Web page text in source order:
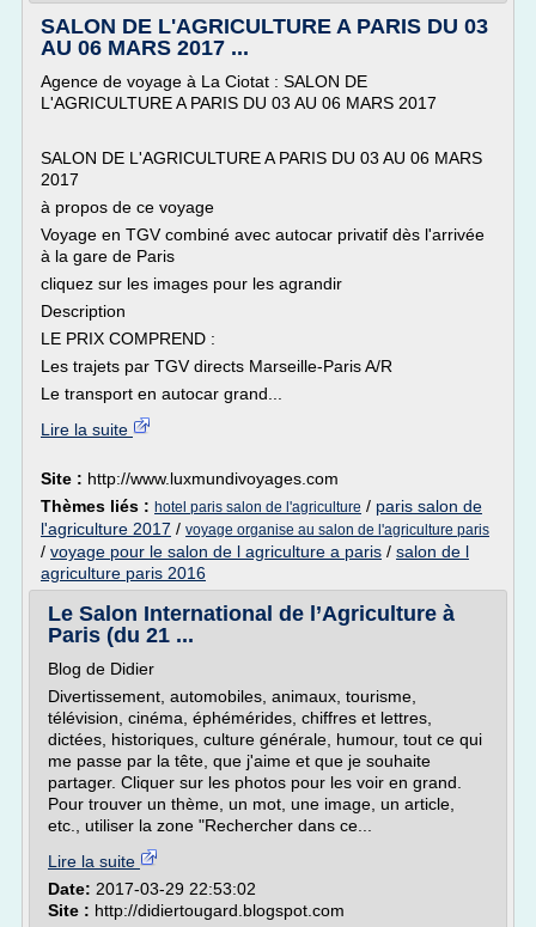
SALON DE L'AGRICULTURE A PARIS DU 03
AU 06 MARS 2017 ...
Agence de voyage à La Ciotat : SALON DE
L'AGRICULTURE A PARIS DU 03 AU 06 MARS 2017
SALON DE L'AGRICULTURE A PARIS DU 03 AU 06 MARS
2017
à propos de ce voyage
Voyage en TGV combiné avec autocar privatif dès l'arrivée
à la gare de Paris
cliquez sur les images pour les agrandir
Description
LE PRIX COMPREND :
Les trajets par TGV directs Marseille-Paris A/R
Le transport en autocar grand...
Lire la suite
Site : http://www.luxmundivoyages.com
Thèmes liés : hotel paris salon de l'agriculture / paris salon de
l'agriculture 2017 / voyage organise au salon de l'agriculture paris
/ voyage pour le salon de l agriculture a paris / salon de l
agriculture paris 2016
Le Salon International de l’Agriculture à
Paris (du 21 ...
Blog de Didier
Divertissement, automobiles, animaux, tourisme,
télévision, cinéma, éphémérides, chiffres et lettres,
dictées, historiques, culture générale, humour, tout ce qui
me passe par la tête, que j'aime et que je souhaite
partager. Cliquer sur les photos pour les voir en grand.
Pour trouver un thème, un mot, une image, un article,
etc., utiliser la zone "Rechercher dans ce...
Lire la suite
Date: 2017-03-29 22:53:02
Site : http://didiertougard.blogspot.com